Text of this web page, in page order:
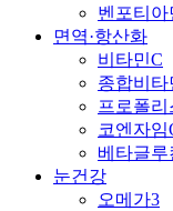
벤포티아
면역·항산화
비타민C
종합비타
프로폴리
코엔자임
베타글루
눈건강
오메가3